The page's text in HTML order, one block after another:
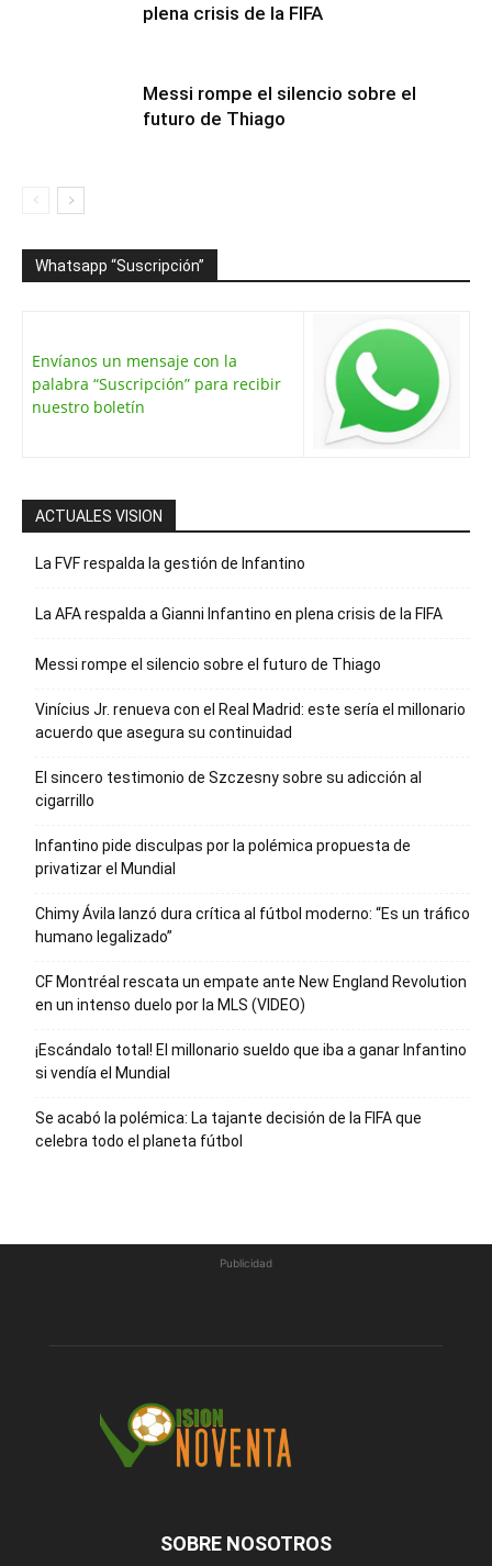
plena crisis de la FIFA
Messi rompe el silencio sobre el
futuro de Thiago
Whatsapp “Suscripción”
Envíanos un mensaje con la
palabra “Suscripción” para recibir
nuestro boletín
ACTUALES VISION
La FVF respalda la gestión de Infantino
La AFA respalda a Gianni Infantino en plena crisis de la FIFA
Messi rompe el silencio sobre el futuro de Thiago
Vinícius Jr. renueva con el Real Madrid: este sería el millonario
acuerdo que asegura su continuidad
El sincero testimonio de Szczesny sobre su adicción al
cigarrillo
Infantino pide disculpas por la polémica propuesta de
privatizar el Mundial
Chimy Ávila lanzó dura crítica al fútbol moderno: “Es un tráfico
humano legalizado”
CF Montréal rescata un empate ante New England Revolution
en un intenso duelo por la MLS (VIDEO)
¡Escándalo total! El millonario sueldo que iba a ganar Infantino
si vendía el Mundial
Se acabó la polémica: La tajante decisión de la FIFA que
celebra todo el planeta fútbol
Publicidad
SOBRE NOSOTROS